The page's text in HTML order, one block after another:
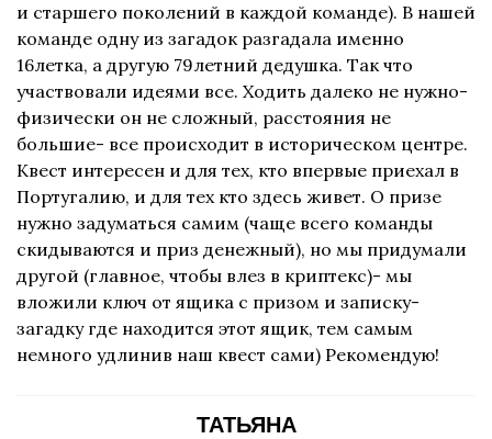
и старшего поколений в каждой команде). В нашей
команде одну из загадок разгадала именно
16летка, а другую 79летний дедушка. Так что
участвовали идеями все. Ходить далеко не нужно-
физически он не сложный, расстояния не
большие- все происходит в историческом центре.
Квест интересен и для тех, кто впервые приехал в
Португалию, и для тех кто здесь живет. О призе
нужно задуматься самим (чаще всего команды
скидываются и приз денежный), но мы придумали
другой (главное, чтобы влез в криптекс)- мы
вложили ключ от ящика с призом и записку-
загадку где находится этот ящик, тем самым
немного удлинив наш квест сами) Рекомендую!
ТАТЬЯНА